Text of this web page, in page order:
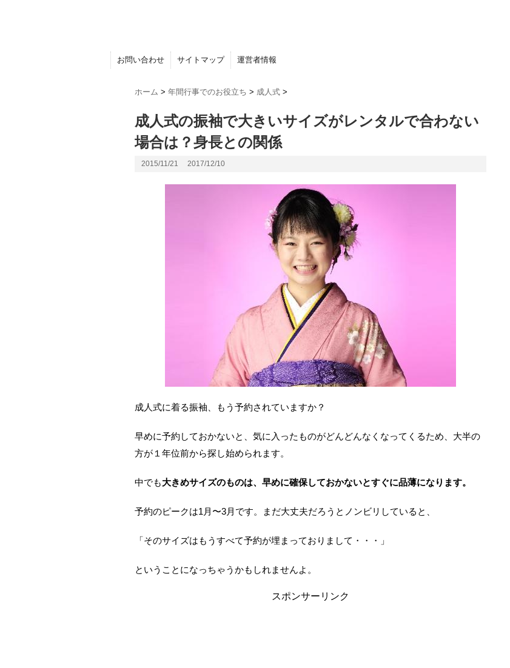
お問い合わせ サイトマップ 運営者情報
ホーム > 年間行事でのお役立ち > 成人式 >
成人式の振袖で大きいサイズがレンタルで合わない
場合は？身長との関係
2015/11/21 2017/12/10
成人式に着る振袖、もう予約されていますか？
早めに予約しておかないと、気に入ったものがどんどんなくなってくるため、大半の
方が１年位前から探し始められます。
中でも大きめサイズのものは、早めに確保しておかないとすぐに品薄になります。
予約のピークは1月〜3月です。まだ大丈夫だろうとノンビリしていると、
「そのサイズはもうすべて予約が埋まっておりまして・・・」
ということになっちゃうかもしれませんよ。
スポンサーリンク